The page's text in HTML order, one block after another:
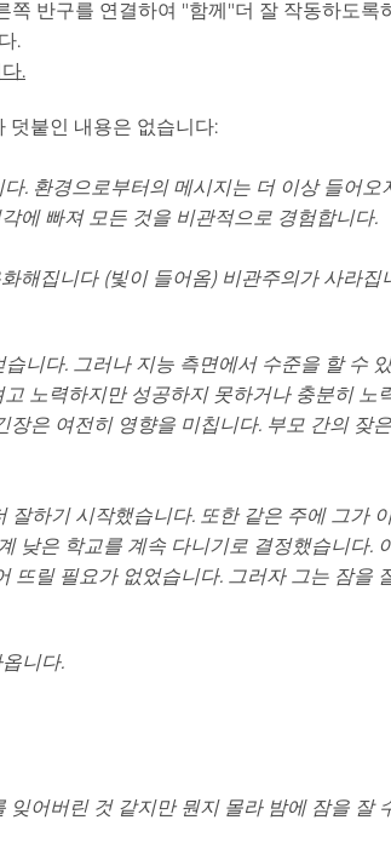
반구를 연결하여 "함께"더 잘 작동하도록
.
.
덧붙인 내용은 없습니다:
. 환경으로부터의 메시지는 더 이상 들어
에 빠져 모든 것을 비관적으로 경험합니다.
해집니다 (빛이 들어옴) 비관주의가 사라
니다. 그러나 지능 측면에서 수준을 할 수
노력하지만 성공하지 못하거나 충분히 노
은 여전히 영향을 미칩니다. 부모 간의 잦
하기 시작했습니다. 또한 같은 주에 그가
낮은 학교를 계속 다니기로 결정했습니다.
뜨릴 필요가 없었습니다. 그러자 그는 잠을
니다.
어버린 것 같지만 뭔지 몰라 밤에 잠을 잘